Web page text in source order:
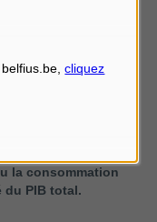
remplacera en
du travail pour les
l’inflation et la
déjà permis une
des familles par
d’acheter plus
tomber à
la consommation
du PIB total.